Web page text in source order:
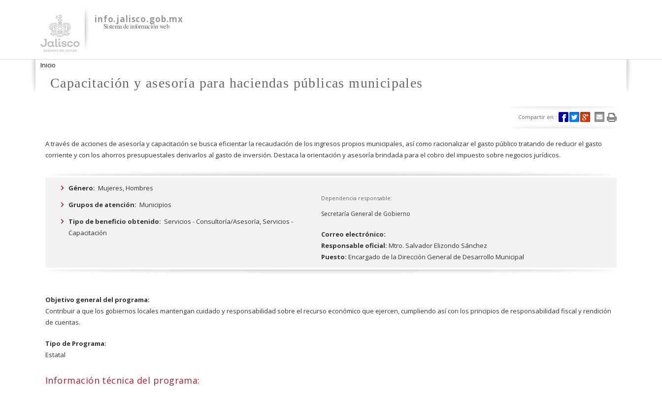
info.jalisco.gob.mx
Sistema de información web
Se encuentra usted aquí
Inicio
Capacitación y asesoría para haciendas públicas municipales
Compartir en :
A través de acciones de asesoría y capacitación se busca eficientar la recaudación de los ingresos propios municipales, así como racionalizar el gasto público tratando de reducir el gasto
corriente y con los ahorros presupuestales derivarlos al gasto de inversión. Destaca la orientación y asesoría brindada para el cobro del impuesto sobre negocios jurídicos.
Género: Mujeres, Hombres
Grupos de atención: Municipios
Tipo de beneficio obtenido: Servicios - Consultoría/Asesoría, Servicios -
Capacitación
Dependencia responsable:
Secretaría General de Gobierno
Correo electrónico:
Responsable oficial:Mtro. Salvador Elizondo Sánchez
Puesto:Encargado de la Dirección General de Desarrollo Municipal
Objetivo general del programa:
Contribuir a que los gobiernos locales mantengan cuidado y responsabilidad sobre el recurso económico que ejercen, cumpliendo así con los principios de responsabilidad fiscal y rendición
de cuentas.
Tipo de Programa:
Estatal
Información técnica del programa: